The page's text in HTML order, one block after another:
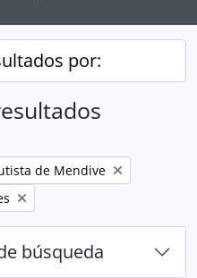
por:
de Mendive
búsqueda